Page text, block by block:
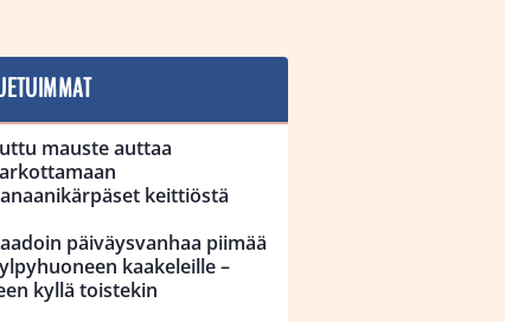
mauste auttaa
keittiöstä
päiväysvanhaa piimää
kaakeleille –
kyllä toistekin